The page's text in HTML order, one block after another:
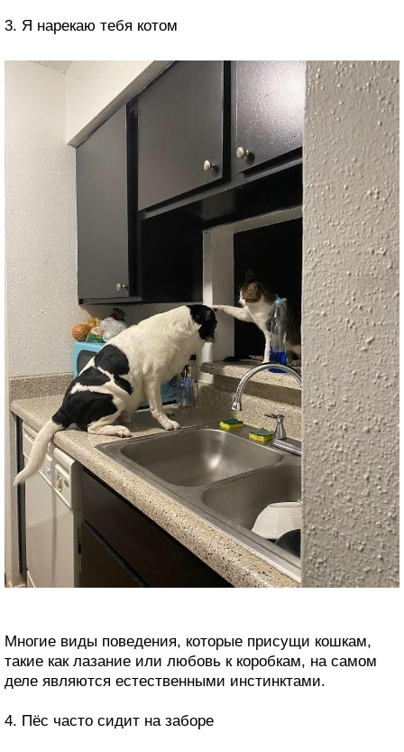
3. Я нарекаю тебя котом
Многие виды поведения, которые присущи кошкам,
такие как лазание или любовь к коробкам, на самом
деле являются естественными инстинктами.
4. Пёс часто сидит на заборе